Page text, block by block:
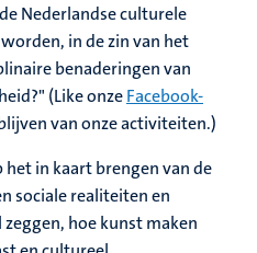
Nederlandse culturele
in de zin van het
benaderingen van
(Like onzeFacebook-
van onze activiteiten.)
in kaart brengen van de
sociale realiteiten en
hoe kunst maken